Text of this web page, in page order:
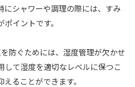
にシャワーや調理の際には、すみ
イントです。
防ぐためには、湿度管理が欠かせ
して湿度を適切なレベルに保つこ
ることができます。